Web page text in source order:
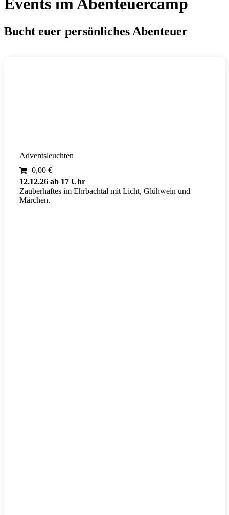
Bucht euer persönliches Abenteuer
Adventsleuchten
0,00 €
12.12.26 ab 17 Uhr
Zauberhaftes im Ehrbachtal mit Licht, Glühwein und
Märchen.